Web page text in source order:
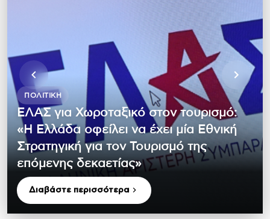
ΠΟΛΙΤΙΚΉ
ΕΛΑΣ για Χωροταξικό στον τουρισμό:
«Η Ελλάδα οφείλει να έχει μία Εθνική
Στρατηγική για τον Τουρισμό της
επόμενης δεκαετίας»
Διαβάστε περισσότερα